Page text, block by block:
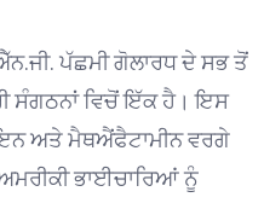
ਪੱਛਮੀ ਗੋਲਾਰਧ ਦੇ ਸਭ ਤੋਂ
ਸੰਗਠਨਾਂ ਵਿਚੋਂ ਇੱਕ ਹੈ। ਇਸ
ਅਤੇ ਮੈਥਐਂਫੈਟਾਮੀਨ ਵਰਗੇ
ਭਾਈਚਾਰਿਆਂ ਨੂੰ